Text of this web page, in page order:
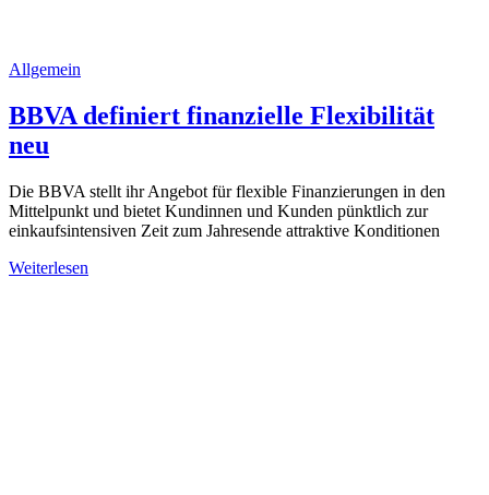
Allgemein
BBVA definiert finanzielle Flexibilität
neu
Die BBVA stellt ihr Angebot für flexible Finanzierungen in den
Mittelpunkt und bietet Kundinnen und Kunden pünktlich zur
einkaufsintensiven Zeit zum Jahresende attraktive Konditionen
Weiterlesen